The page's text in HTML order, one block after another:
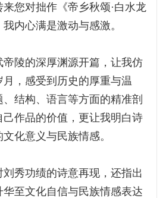
您对拙作《帝乡秋颂·白水龙
内心满是激动与感激。
陵的深厚渊源开篇，让我仿
，感受到历史的厚重与温
结构、语言等方面的精准剖
作品的价值，更让我明白诗
化意义与民族情感。
秀功绩的诗意再现，还指出
至文化自信与民族情感表达